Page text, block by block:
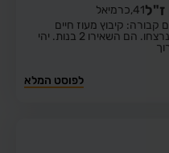
ז"ל41, כרמיאל
קבורה: קיבוץ מעוז חיים
מטיאס ורעייתו יצאו לחגוג במסיבה ונרצחו. הם השאירו 2 בנות. יהי
לפוסט המלא